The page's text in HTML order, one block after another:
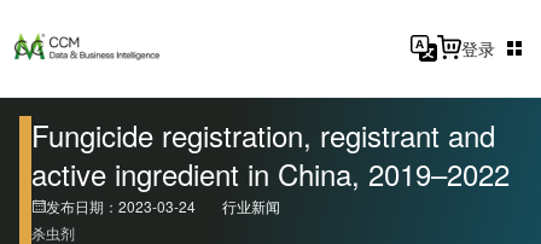
登录
Fungicide registration, registrant and
active ingredient in China, 2019–2022
发布日期：2023-03-24
行业新闻
杀虫剂